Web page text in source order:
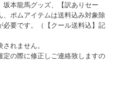
本龍馬グッズ、【訳ありセー
、ポムアイテムは送料込み対象除
要です。（【クール送料込】記
れません。
の際に修正しご連絡致しますの